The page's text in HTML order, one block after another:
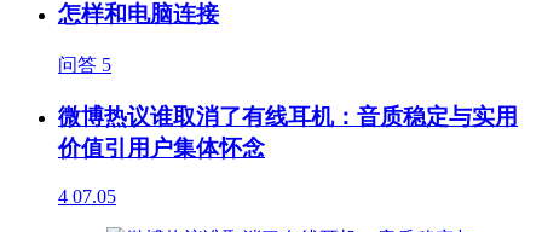
怎样和电脑连接
问答 5
微博热议谁取消了有线耳机：音质稳定与实用
价值引用户集体怀念
4 07.05